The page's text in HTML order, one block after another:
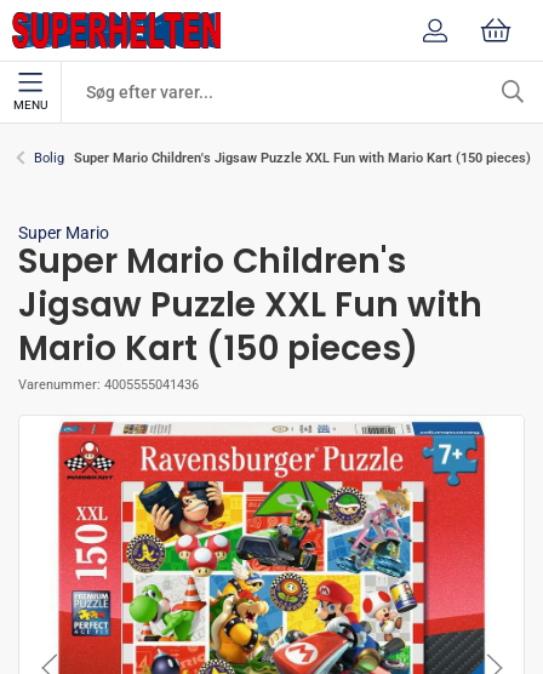
MENU
Bolig Super Mario Children's Jigsaw Puzzle XXL Fun with Mario Kart (150 pieces)
Super Mario
Super Mario Children's
Jigsaw Puzzle XXL Fun with
Mario Kart (150 pieces)
Varenummer: 4005555041436